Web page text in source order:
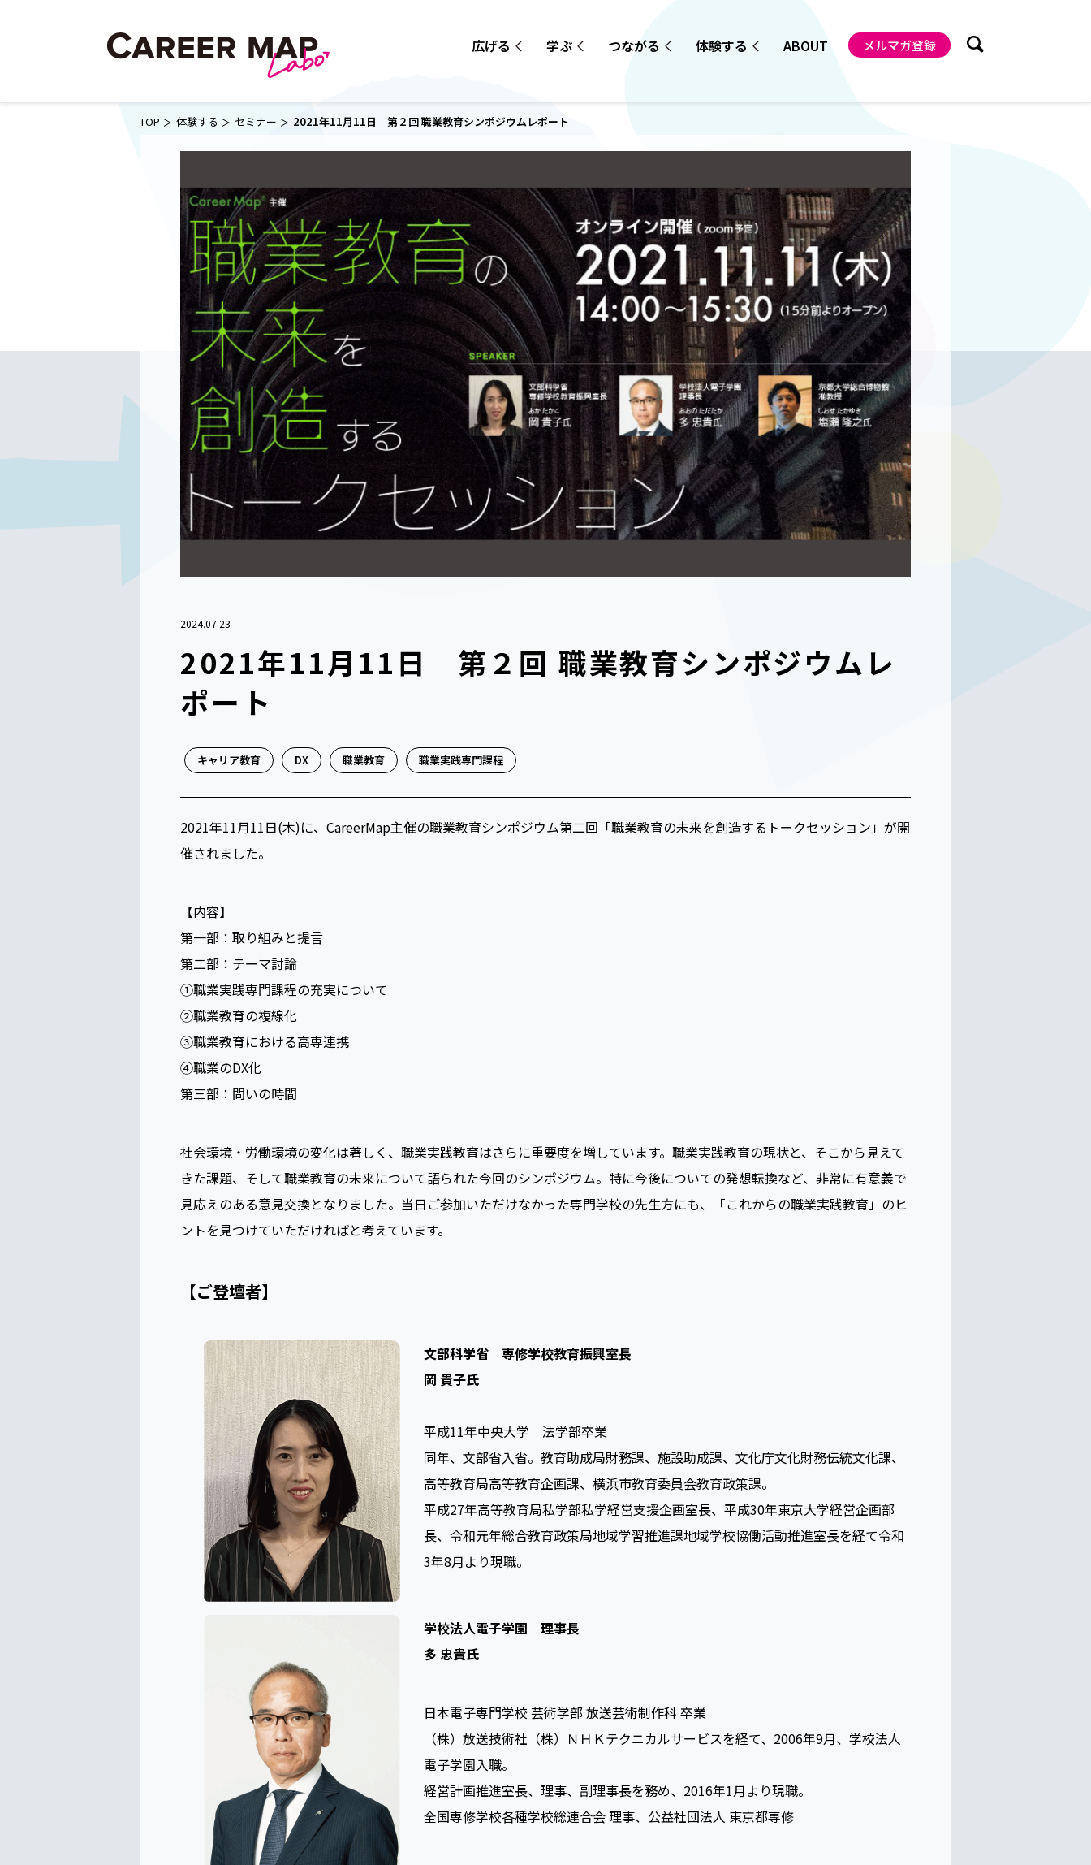
広げる 学ぶ つながる 体験する ABOUT メルマガ登録
TOP 体験する セミナー 2021年11月11日 第２回 職業教育シンポジウムレポート
2024.07.23
2021年11月11日 第２回 職業教育シンポジウムレ
ポート
キャリア教育 DX 職業教育 職業実践専門課程
2021年11月11日(木)に、CareerMap主催の職業教育シンポジウム第二回「職業教育の未来を創造するトークセッション」が開
催されました。
【内容】
第一部：取り組みと提言
第二部：テーマ討論
①職業実践専門課程の充実について
②職業教育の複線化
③職業教育における高専連携
④職業のDX化
第三部：問いの時間
社会環境・労働環境の変化は著しく、職業実践教育はさらに重要度を増しています。職業実践教育の現状と、そこから見えて
きた課題、そして職業教育の未来について語られた今回のシンポジウム。特に今後についての発想転換など、非常に有意義で
見応えのある意見交換となりました。当日ご参加いただけなかった専門学校の先生方にも、「これからの職業実践教育」のヒ
ントを見つけていただければと考えています。
【ご登壇者】
文部科学省 専修学校教育振興室長
岡 貴子氏
平成11年中央大学 法学部卒業
同年、文部省入省。教育助成局財務課、施設助成課、文化庁文化財務伝統文化課、
高等教育局高等教育企画課、横浜市教育委員会教育政策課。
平成27年高等教育局私学部私学経営支援企画室長、平成30年東京大学経営企画部
長、令和元年総合教育政策局地域学習推進課地域学校協働活動推進室長を経て令和
3年8月より現職。
学校法人電子学園 理事長
多 忠貴氏
日本電子専門学校 芸術学部 放送芸術制作科 卒業
（株）放送技術社（株）ＮＨＫテクニカルサービスを経て、2006年9月、学校法人
電子学園入職。
経営計画推進室長、理事、副理事長を務め、2016年1月より現職。
全国専修学校各種学校総連合会 理事、公益社団法人 東京都専修